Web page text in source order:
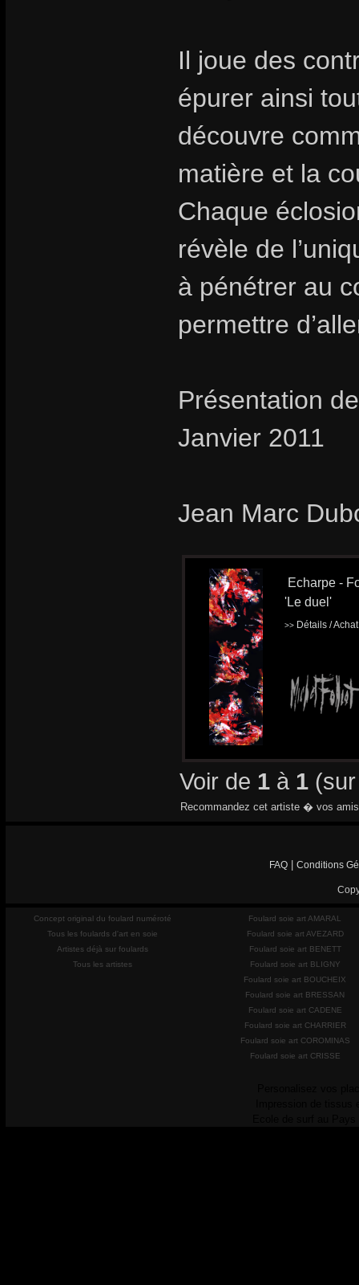
Il joue des
épurer ainsi
découvre
matière et la
Chaque
révèle de
à pénétrer au
permettre
Présentation
Janvier 2011
Jean Marc
Echarpe -
'Le duel'
>> Détails /
Voir de 1 à 1
Recommandez cet artiste � vos
FAQ Conditions
Concept original du foulard numéroté
Tous les foulards d'art en soie
Artistes déjà sur foulards
Tous les artistes
Foulard soie art AMARAL
Foulard soie art AVEZARD
Foulard soie art BENETT
Foulard soie art BLIGNY
Foulard soie art BOUCHEIX
Foulard soie art BRESSAN
Foulard soie art CADENE
Foulard soie art CHARRIER
Foulard soie art COROMINAS
Foulard soie art CRISSE